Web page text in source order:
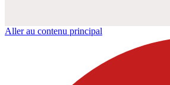
Aller au contenu principal